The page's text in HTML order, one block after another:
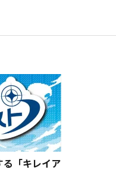
る「キレイア